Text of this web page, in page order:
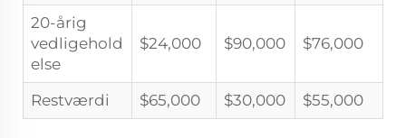
20-årig
vedligehold
else
$24,000 $90,000 $76,000
Restværdi $65,000 $30,000 $55,000